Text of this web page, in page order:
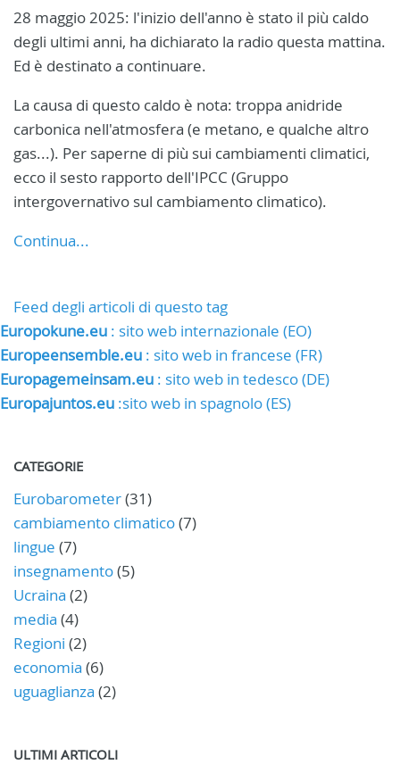
28 maggio 2025: l'inizio dell'anno è stato il più caldo
degli ultimi anni, ha dichiarato la radio questa mattina.
Ed è destinato a continuare.
La causa di questo caldo è nota: troppa anidride
carbonica nell'atmosfera (e metano, e qualche altro
gas...). Per saperne di più sui cambiamenti climatici,
ecco il sesto rapporto dell'IPCC (Gruppo
intergovernativo sul cambiamento climatico).
Continua...
Feed degli articoli di questo tag
Europokune.eu : sito web internazionale (EO)
Europeensemble.eu : sito web in francese (FR)
Europagemeinsam.eu : sito web in tedesco (DE)
Europajuntos.eu :sito web in spagnolo (ES)
CATEGORIE
Eurobarometer(31)
cambiamento climatico(7)
lingue (7)
insegnamento(5)
Ucraina (2)
media (4)
Regioni (2)
economia (6)
uguaglianza (2)
ULTIMI ARTICOLI